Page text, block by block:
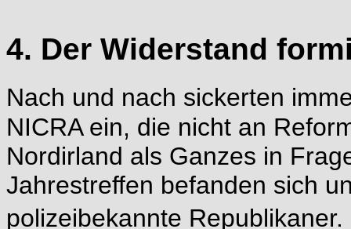
4. Der Widerstand
Nach und nach sickerten
NICRA ein, die nicht an
Nordirland als Ganzes in
Jahrestreffen befanden sich
polizeibekannte